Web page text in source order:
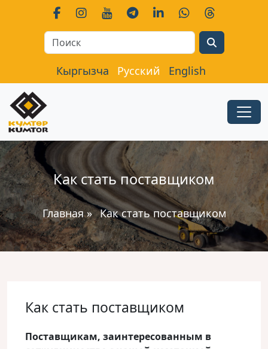
Кыргызча Русский English
Как стать поставщиком
Главная» Как стать поставщиком
Как стать поставщиком
Поставщикам, заинтересованным в